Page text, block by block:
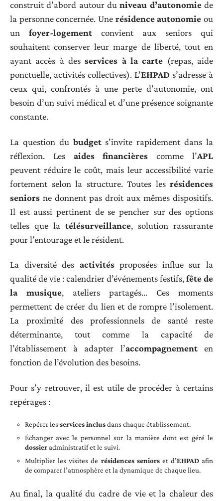
construit d’abord autour duniveau d’autonomiede
la personne concernée. Une résidence autonomie ou
un foyer-logement convient aux seniors qui
souhaitent conserver leur marge de liberté, tout en
ayant accès à desservices à la carte (repas, aide
ponctuelle, activités collectives). L’EHPAD s’adresse à
ceux qui, confrontés à une perte d’autonomie, ont
besoin d’un suivi médical et d’une présence soignante
constante.
La question du budgets’invite rapidement dans la
réflexion. Les aides financières comme l’APL
peuvent réduire le coût, mais leur accessibilité varie
fortement selon la structure. Toutes les résidences
seniors ne donnent pas droit aux mêmes dispositifs.
Il est aussi pertinent de se pencher sur des options
telles que la télésurveillance, solution rassurante
pour l’entourage et le résident.
La diversité des activitésproposées influe sur la
qualité de vie : calendrier d’événements festifs,fête de
la musique, ateliers partagés… Ces moments
permettent de créer du lien et de rompre l’isolement.
La proximité des professionnels de santé reste
déterminante, tout comme la capacité de
l’établissement à adapter l’accompagnementen
fonction de l’évolution des besoins.
Pour s’y retrouver, il est utile de procéder à certains
repérages :
Repérer lesservices inclusdans chaque établissement.
Échanger avec le personnel sur la manière dont est géré le
dossier administratif et le suivi.
Multiplier les visites de résidences seniorset d’EHPADafin
de comparer l’atmosphère et la dynamique de chaque lieu.
Au final, la qualité du cadre de vie et la chaleur des